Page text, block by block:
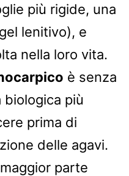
più rigide, una
lenitivo), e
nella loro vita.
è senza
più
prima di
delle agavi.
parte